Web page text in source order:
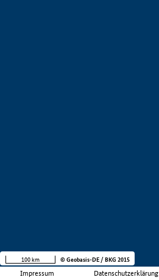
Impressum Datenschutzerklärung
100 km © Geobasis-DE / BKG 2015